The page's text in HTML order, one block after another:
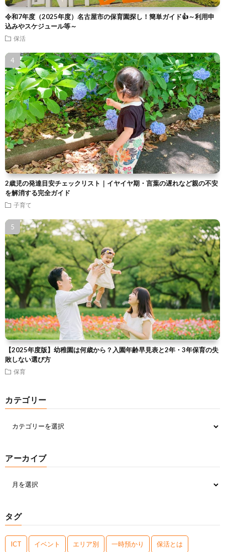
令和7年度（2025年度）名古屋市の保育園探し！簡単ガイド👍～利用申
込みやスケジュール等～
保活
2歳児の発達目安チェックリスト｜イヤイヤ期・言葉の遅れなど親の不安
を解消する完全ガイド
子育て
【2025年度版】幼稚園は何歳から？入園年齢早見表と2年・3年保育の失
敗しない選び方
保育
カテゴリー
アーカイブ
タグ
ICT イベント エリア別 一時預かり 保活とは